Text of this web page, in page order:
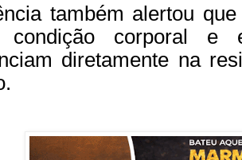
também alertou
condição corporal e
diretamente na